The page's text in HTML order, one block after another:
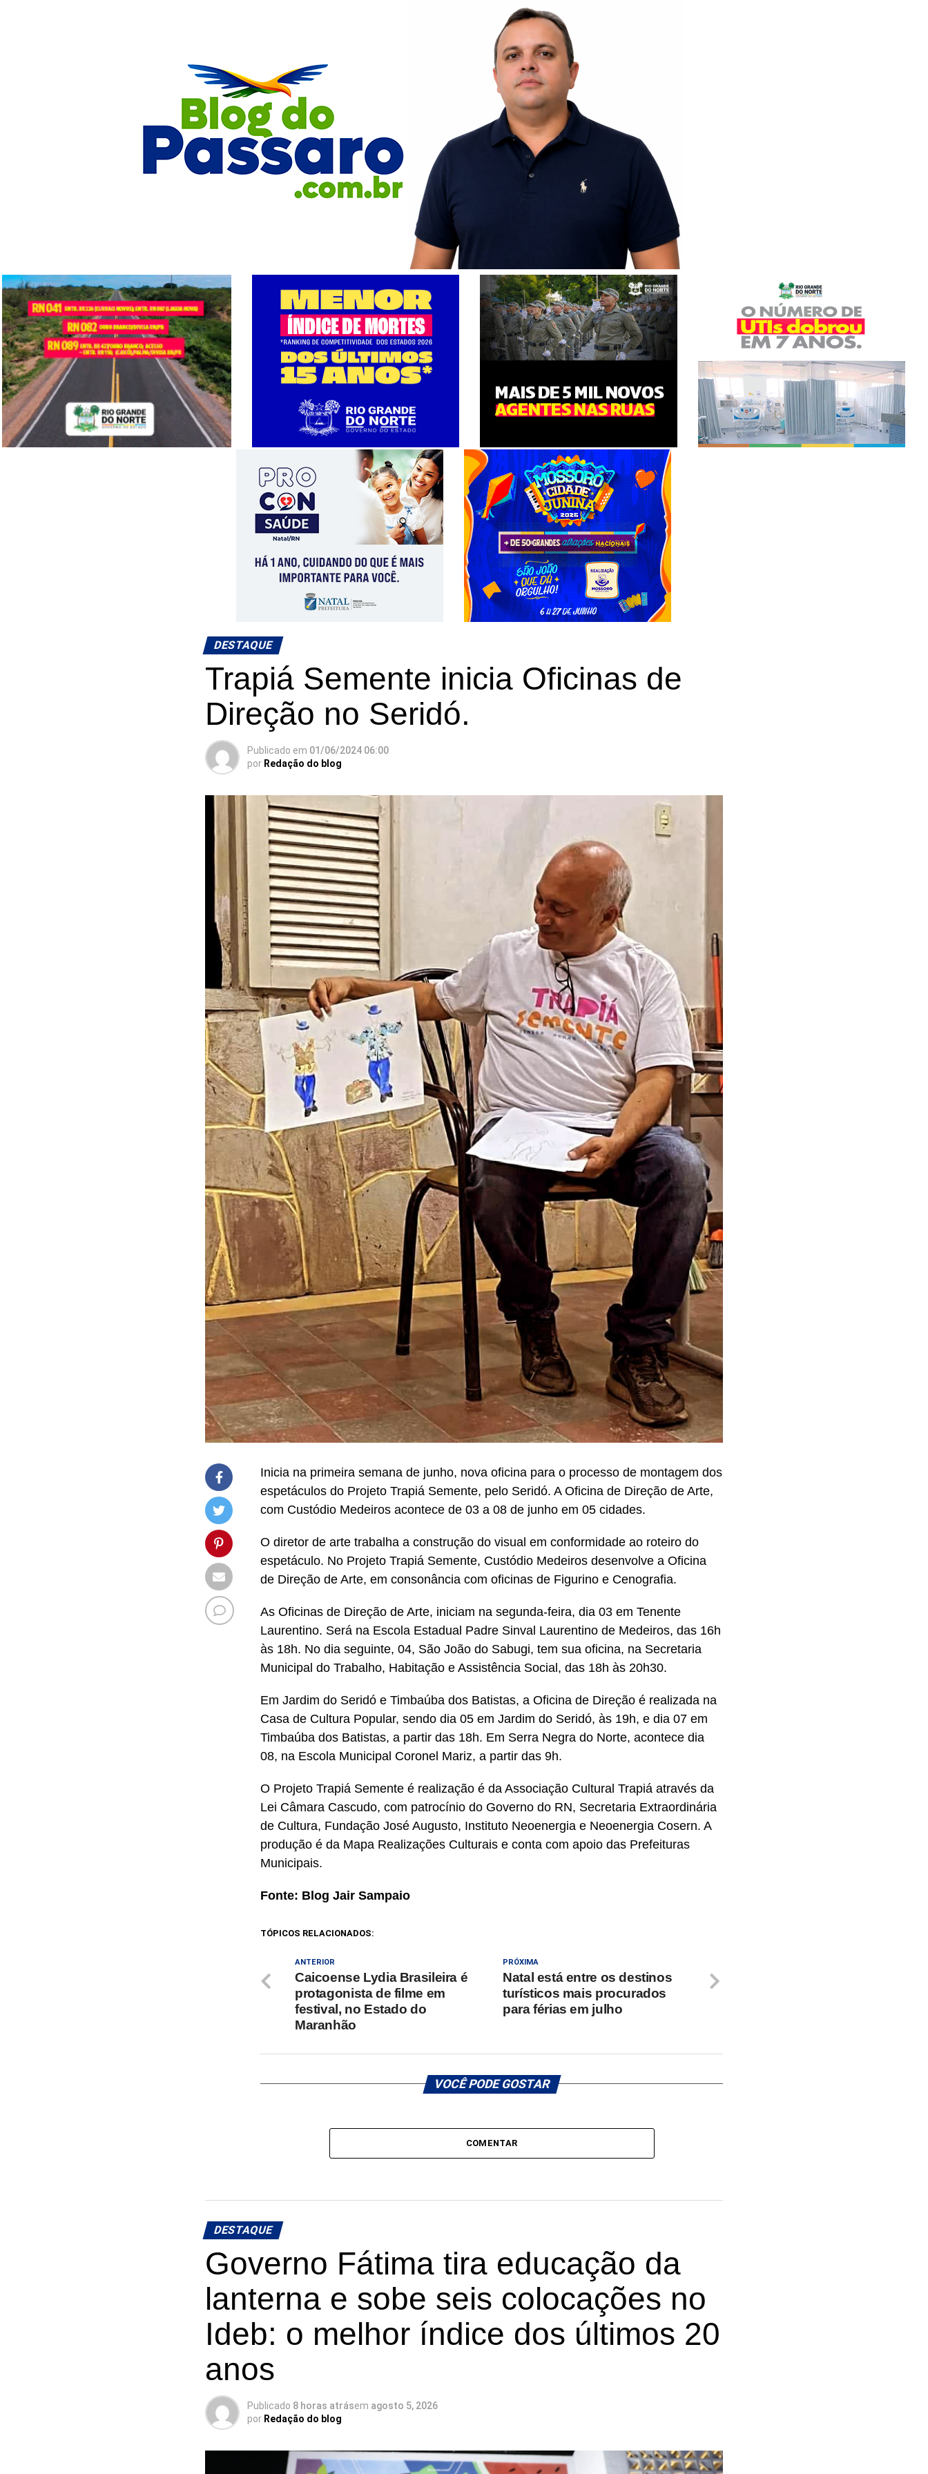
DESTAQUE
Trapiá Semente inicia Oficinas de
Direção no Seridó.
Publicado em 01/06/2024 06:00
por Redação do blog
Inicia na primeira semana de junho, nova oficina para o processo de montagem dos
espetáculos do Projeto Trapiá Semente, pelo Seridó. A Oficina de Direção de Arte,
com Custódio Medeiros acontece de 03 a 08 de junho em 05 cidades.
O diretor de arte trabalha a construção do visual em conformidade ao roteiro do
espetáculo. No Projeto Trapiá Semente, Custódio Medeiros desenvolve a Oficina
de Direção de Arte, em consonância com oficinas de Figurino e Cenografia.
As Oficinas de Direção de Arte, iniciam na segunda-feira, dia 03 em Tenente
Laurentino. Será na Escola Estadual Padre Sinval Laurentino de Medeiros, das 16h
às 18h. No dia seguinte, 04, São João do Sabugi, tem sua oficina, na Secretaria
Municipal do Trabalho, Habitação e Assistência Social, das 18h às 20h30.
Em Jardim do Seridó e Timbaúba dos Batistas, a Oficina de Direção é realizada na
Casa de Cultura Popular, sendo dia 05 em Jardim do Seridó, às 19h, e dia 07 em
Timbaúba dos Batistas, a partir das 18h. Em Serra Negra do Norte, acontece dia
08, na Escola Municipal Coronel Mariz, a partir das 9h.
O Projeto Trapiá Semente é realização é da Associação Cultural Trapiá através da
Lei Câmara Cascudo, com patrocínio do Governo do RN, Secretaria Extraordinária
de Cultura, Fundação José Augusto, Instituto Neoenergia e Neoenergia Cosern. A
produção é da Mapa Realizações Culturais e conta com apoio das Prefeituras
Municipais.
Fonte: Blog Jair Sampaio
TÓPICOS RELACIONADOS:
PRÓXIMA
Natal está entre os destinos
turísticos mais procurados
para férias em julho
ANTERIOR
Caicoense Lydia Brasileira é
protagonista de filme em
festival, no Estado do
Maranhão
VOCÊ PODE GOSTAR
COMENTAR
DESTAQUE
Governo Fátima tira educação da
lanterna e sobe seis colocações no
Ideb: o melhor índice dos últimos 20
anos
Publicado 8 horas atrásem agosto 5, 2026
por Redação do blog